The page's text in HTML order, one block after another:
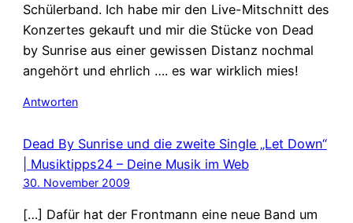
Schülerband. Ich habe mir den Live-Mitschnitt des
Konzertes gekauft und mir die Stücke von Dead
by Sunrise aus einer gewissen Distanz nochmal
angehört und ehrlich …. es war wirklich mies!
Antworten
Dead By Sunrise und die zweite Single „Let Down“
| Musiktipps24 – Deine Musik im Web
30. November 2009
[…] Dafür hat der Frontmann eine neue Band um